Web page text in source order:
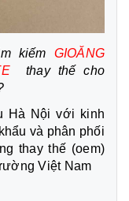
kiếm GIOĂNG
thay thế cho
Hà Nội với kinh
và phân phối
thay thế (oem)
Việt Nam